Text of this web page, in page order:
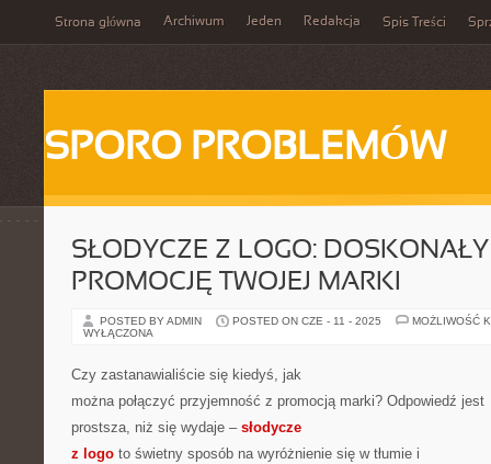
Strona główna Archiwum Jeden Redakcja Spis Treści
SPORO PROBLEMÓW
SŁODYCZE Z LOGO:
PROMOCJĘ TWOJEJ MARKI
POSTED BY ADMIN POSTED ON CZE - 11 - 2025
MOŻLIWOŚĆ
WYŁĄCZONA
Czy zastanawialiście się kiedyś, jak
można połączyć przyjemność z promocją marki? Odpowiedź jest
prostsza, niż się wydaje – słodycze
z logo to świetny sposób na wyróżnienie się w tłumie i